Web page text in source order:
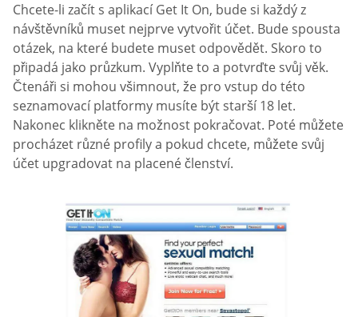
Chcete-li začít s aplikací Get It On, bude si každý z
návštěvníků muset nejprve vytvořit účet. Bude spousta
otázek, na které budete muset odpovědět. Skoro to
připadá jako průzkum. Vyplňte to a potvrďte svůj věk.
Čtenáři si mohou všimnout, že pro vstup do této
seznamovací platformy musíte být starší 18 let.
Nakonec klikněte na možnost pokračovat. Poté můžete
procházet různé profily a pokud chcete, můžete svůj
účet upgradovat na placené členství.